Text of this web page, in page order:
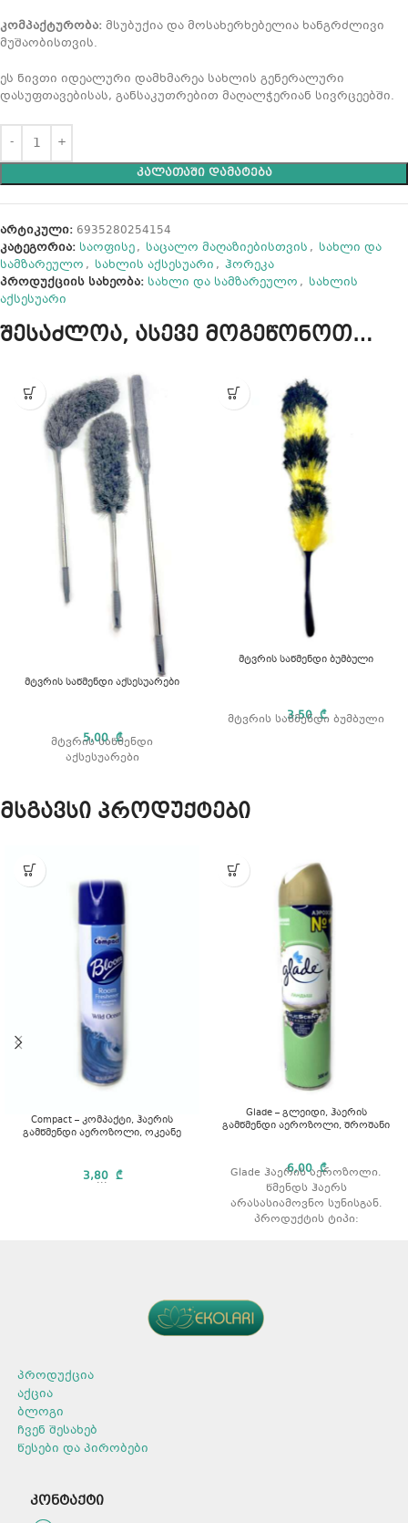
კომპაქტურობა: მსუბუქია და მოსახერხებელია ხანგრძლივი
მუშაობისთვის.
ეს ნივთი იდეალური დამხმარეა სახლის გენერალური
დასუფთავებისას, განსაკუთრებით მაღალჭერიან სივრცეებში.
ᲙᲐᲚᲐᲗᲐᲨᲘ ᲓᲐᲛᲐᲢᲔᲑᲐ
არტიკული: 6935280254154
კატეგორია: საოფისე, საცალო მაღაზიებისთვის , სახლი და
სამზარეულო , სახლის აქსესუარი , ჰორეკა
პროდუქციის სახეობა: სახლი და სამზარეულო , სახლის
აქსესუარი
შესაძლოა, ასევე მოგეწონოთ…
მტვრის საწმენდი აქსესუარები
5,00₾
მტვრის საწმენდი
აქსესუარები
მტვრის საწმენდი ბუმბული
3,50₾
მტვრის საწმენდი ბუმბული
მსგავსი პროდუქტები
Compact – კომპაქტი, ჰაერის
გამწმენდი აეროზოლი, ოკეანე
3,80 ₾
...
Glade – გლეიდი, ჰაერის
გამწმენდი აეროზოლი, შროშანი
6,00₾
Glade ჰაერის აეროზოლი.
წმენდს ჰაერს
არასასიამოვნო სუნისგან.
პროდუქტის ტიპი:
პროდუქცია
აქცია
ბლოგი
ჩვენ შესახებ
წესები და პირობები
კონტაქტი